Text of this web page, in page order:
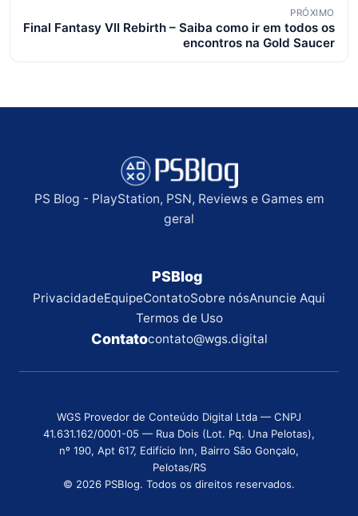
PRÓXIMO
Final Fantasy VII Rebirth – Saiba como ir em todos os
encontros na Gold Saucer
PS Blog - PlayStation, PSN, Reviews e Games em
geral
PSBlog
PrivacidadeEquipeContatoSobre nósAnuncie Aqui
Termos de Uso
Contatocontato@wgs.digital
WGS Provedor de Conteúdo Digital Ltda — CNPJ
41.631.162/0001-05 — Rua Dois (Lot. Pq. Una Pelotas),
nº 190, Apt 617, Edifício Inn, Bairro São Gonçalo,
Pelotas/RS
© 2026 PSBlog. Todos os direitos reservados.